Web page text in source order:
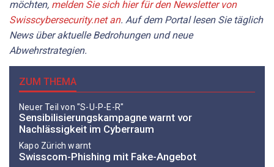
möchten, melden Sie sich hier für den Newsletter von
Swisscybersecurity.net an. Auf dem Portal lesen Sie täglich
News über aktuelle Bedrohungen und neue
Abwehrstrategien.
ZUM THEMA
Neuer Teil von "S-U-P-E-R"
Sensibilisierungskampagne warnt vor
Nachlässigkeit im Cyberraum
Kapo Zürich warnt
Swisscom-Phishing mit Fake-Angebot